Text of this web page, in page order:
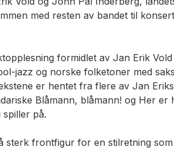
med resten av bandet til
formidlet av Jan Erik Vold
jazz og norske folketoner med
er hentet fra flere av Jan
Blåmann, blåmann! og Her er
på.
sterk frontfigur for en stilretning